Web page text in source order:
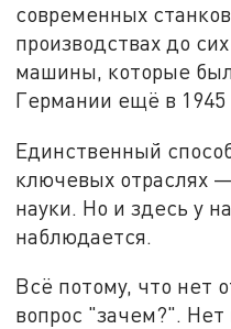
современных
производствах до
машины, которые
Германии ещё в 1945
Единственный
ключевых отраслях
науки. Но и здесь у
наблюдается.
Всё потому, что нет
вопрос "зачем?".